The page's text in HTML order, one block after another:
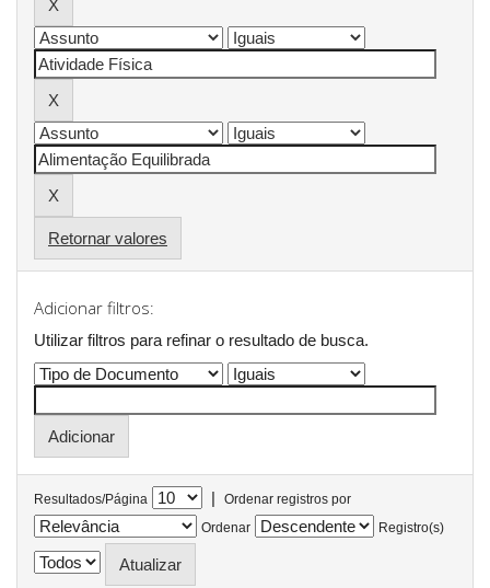
Retornar valores
Adicionar filtros:
Utilizar filtros para refinar o resultado de busca.
Resultados/Página |
Ordenar registros por
Ordenar
Registro(s)